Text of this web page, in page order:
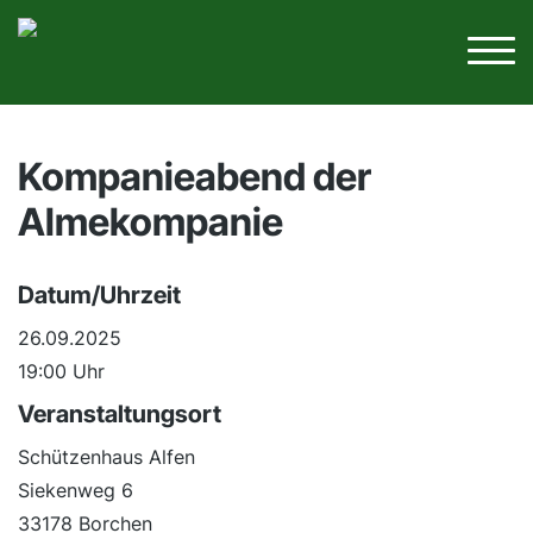
Kompanieabend der
Almekompanie
Datum/Uhrzeit
26.09.2025
19:00 Uhr
Veranstaltungsort
Schützenhaus Alfen
Siekenweg 6
33178 Borchen